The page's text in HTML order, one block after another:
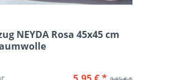
NEYDA Rosa 45x45 cm